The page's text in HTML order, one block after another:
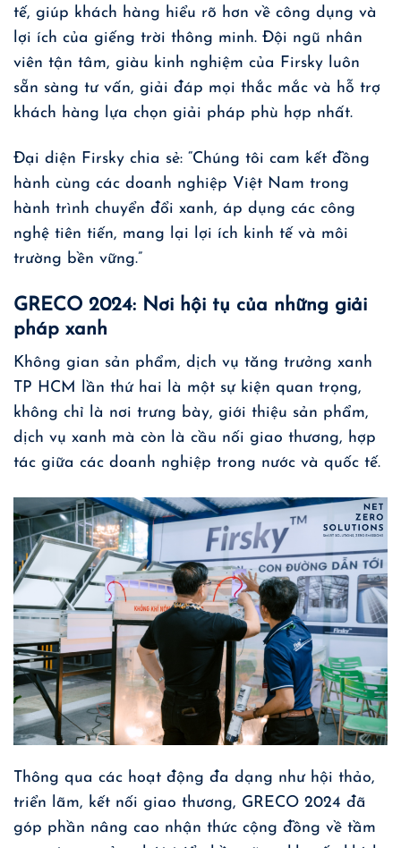
tế, giúp khách hàng hiểu rõ hơn về công dụng và
lợi ích của giếng trời thông minh. Đội ngũ nhân
viên tận tâm, giàu kinh nghiệm của Firsky luôn
sẵn sàng tư vấn, giải đáp mọi thắc mắc và hỗ trợ
khách hàng lựa chọn giải pháp phù hợp nhất.
Đại diện Firsky chia sẻ: “Chúng tôi cam kết đồng
hành cùng các doanh nghiệp Việt Nam trong
hành trình chuyển đổi xanh, áp dụng các công
nghệ tiên tiến, mang lại lợi ích kinh tế và môi
trường bền vững.”
GRECO 2024: Nơi hội tụ của những giải
pháp xanh
Không gian sản phẩm, dịch vụ tăng trưởng xanh
TP HCM lần thứ hai là một sự kiện quan trọng,
không chỉ là nơi trưng bày, giới thiệu sản phẩm,
dịch vụ xanh mà còn là cầu nối giao thương, hợp
tác giữa các doanh nghiệp trong nước và quốc tế.
Thông qua các hoạt động đa dạng như hội thảo,
triển lãm, kết nối giao thương, GRECO 2024 đã
góp phần nâng cao nhận thức cộng đồng về tầm